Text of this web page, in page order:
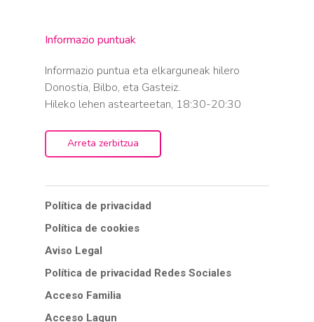
Informazio puntuak
Informazio puntua eta elkarguneak hilero
Donostia, Bilbo, eta Gasteiz.
Hileko lehen astearteetan, 18:30-20:30
Arreta zerbitzua
Política de privacidad
Política de cookies
Aviso Legal
Política de privacidad Redes Sociales
Acceso Familia
Acceso Lagun